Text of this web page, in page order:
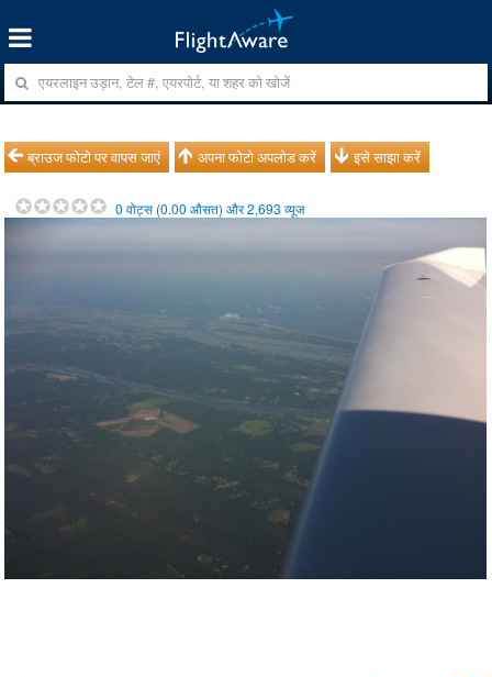
ब्राउज फोटो पर वापस जाएं अपना फोटो अपलोड करें इसे साझा करें
0 वोट्स (0.00 औसत) और2,693 व्यूज